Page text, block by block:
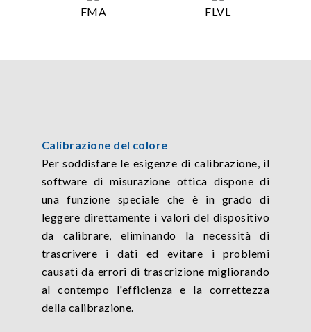
FMA FLVL
Calibrazione del colore
Per soddisfare le esigenze di calibrazione, il
software di misurazione ottica dispone di
una funzione speciale che è in grado di
leggere direttamente i valori del dispositivo
da calibrare, eliminando la necessità di
trascrivere i dati ed evitare i problemi
causati da errori di trascrizione migliorando
al contempo l'efficienza e la correttezza
della calibrazione.